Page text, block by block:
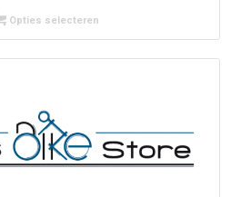
Opties selecteren